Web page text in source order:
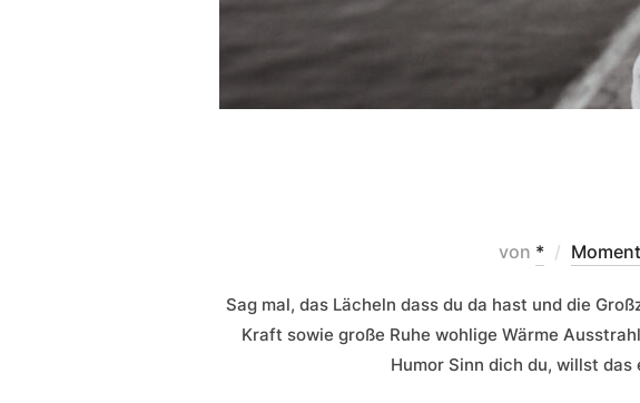
von *
Sag mal, das Lächeln dass du da hast und die
Kraft sowie große Ruhe wohlige Wärme
Humor Sinn dich du, willst